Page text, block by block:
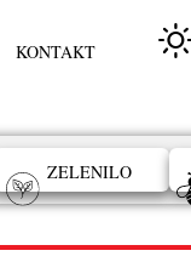
KONTAKT
ZELENILO